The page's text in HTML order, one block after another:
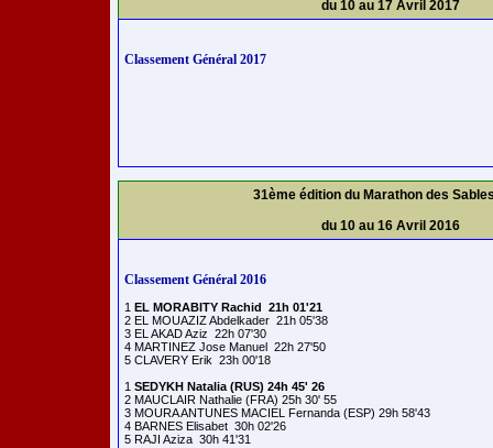
du 10 au 17 Avril 2017
Classement Général 2017
31ème édition du Marathon des
du 10 au 16 Avril 2016
Classement Général 2016
1 EL MORABITY Rachid  21h 01'21
2 EL MOUAZIZ Abdelkader  21h 05'38
3 EL AKAD Aziz  22h 07'30
4 MARTINEZ Jose Manuel  22h 27'50
5 CLAVERY Erik  23h 00'18
1 SEDYKH Natalia (RUS) 24h 45' 26
2 MAUCLAIR Nathalie (FRA) 25h 30' 55
3 MOURA ANTUNES MACIEL Fernanda (ESP) 29h 58'43
4 BARNES Elisabet  30h 02'26
5 RAJI Aziza  30h 41'31